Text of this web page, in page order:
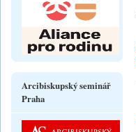
Arcibiskupský seminář
Praha